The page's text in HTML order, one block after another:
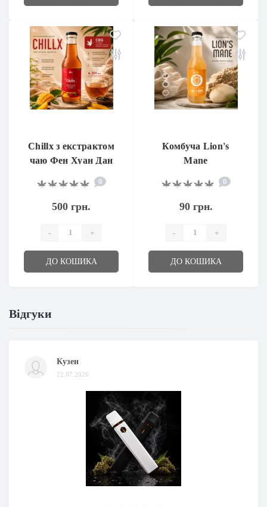
Chillx з екстрактом
чаю Фен Хуан Дан
Цун та CBG
0
500 грн.
- +
ДО КОШИКА
Комбуча Lion's
Mane
0
90 грн.
- +
ДО КОШИКА
Відгуки
Кузен
22.07.2026